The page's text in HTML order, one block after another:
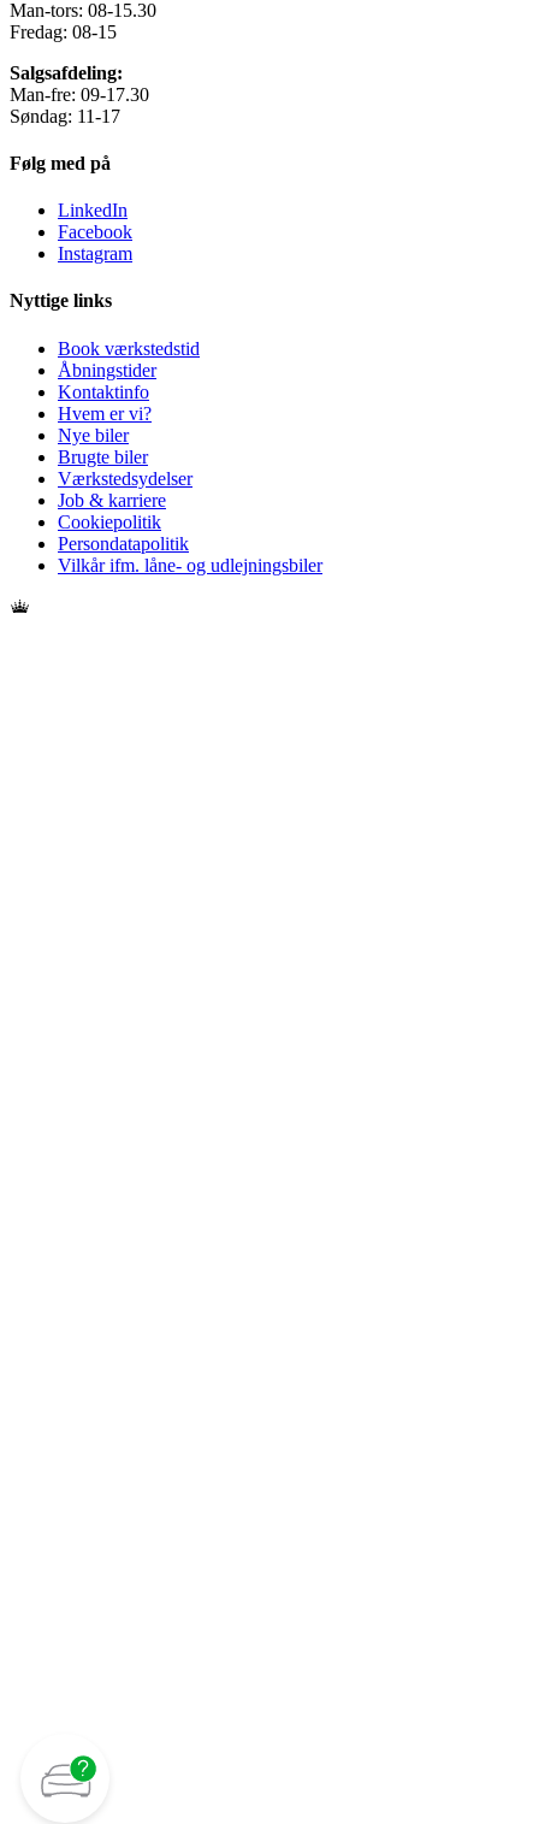
Man-tors: 08-15.30
Fredag: 08-15
Salgsafdeling:
Man-fre: 09-17.30
Søndag: 11-17
Følg med på
LinkedIn
Facebook
Instagram
Nyttige links
Book værkstedstid
Åbningstider
Kontaktinfo
Hvem er vi?
Nye biler
Brugte biler
Værkstedsydelser
Job & karriere
Cookiepolitik
Persondatapolitik
Vilkår ifm. låne- og udlejningsbiler